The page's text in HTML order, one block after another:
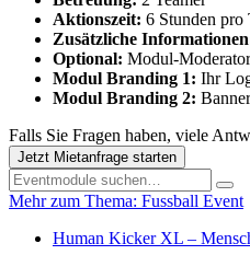
Aktionszeit: 6 Stunden pro
Zusätzliche
Optional: Modul-
Modul Branding 1: Ihr
Modul Branding 2:
Falls Sie Fragen haben, viele
Jetzt Mietanfrage starten
Mehr zum Thema: Fussball Event
Human Kicker XL –